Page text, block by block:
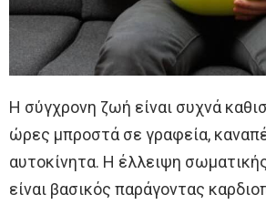
Η σύγχρονη ζωή είναι συχνά
ώρες μπροστά σε γραφεία,
αυτοκίνητα. Η έλλειψη
είναι βασικός παράγοντας